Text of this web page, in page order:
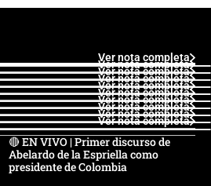
Ver nota completa
Ver nota completa
Ver nota completa
Ver nota completa
Ver nota completa
Ver nota completa
Ver nota completa
Ver nota completa
Ver nota completa
Ver nota completa
🔴 EN VIVO | Primer discurso de
Abelardo de la Espriella como
presidente de Colombia